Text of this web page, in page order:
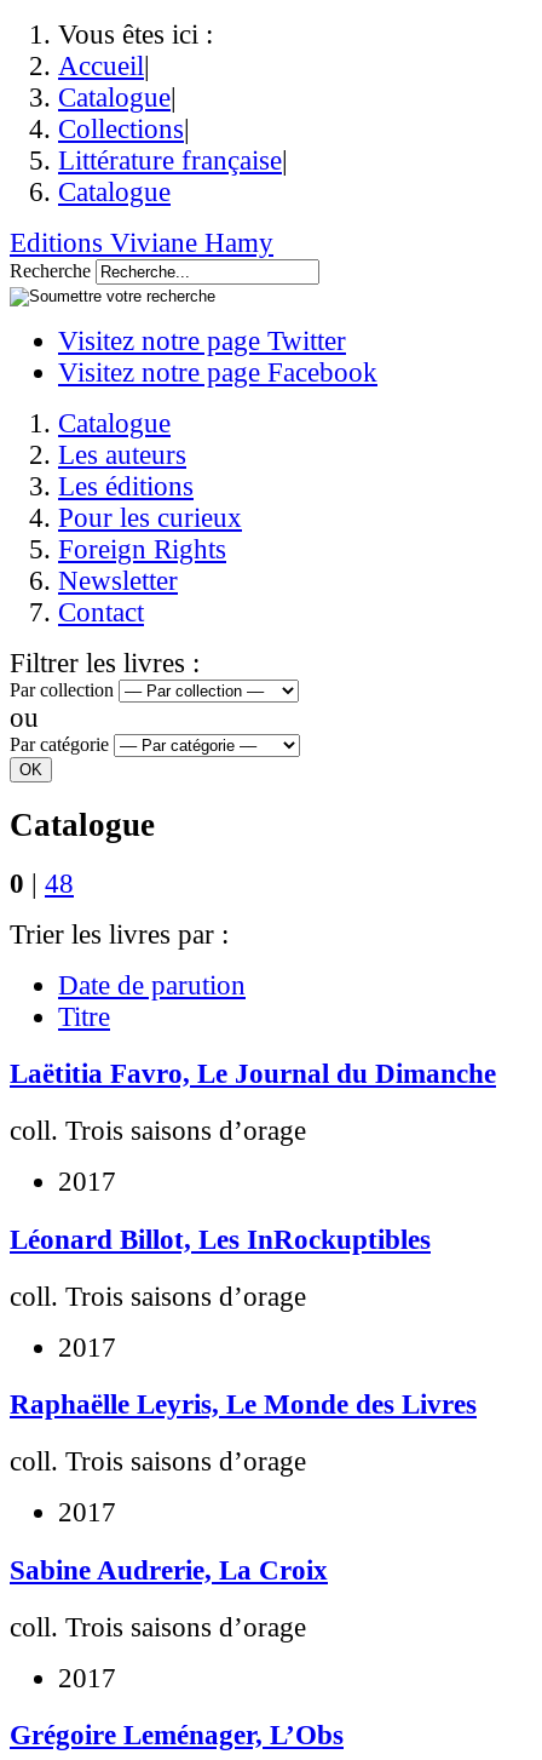
Vous êtes ici :
Accueil|
Catalogue|
Collections|
Littérature française|
Catalogue
Editions Viviane Hamy
Recherche
Visitez notre page Twitter
Visitez notre page Facebook
Catalogue
Les auteurs
Les éditions
Pour les curieux
Foreign Rights
Newsletter
Contact
Filtrer les livres :
Par collection
ou
Par catégorie
Catalogue
0 | 48
Trier les livres par :
Date de parution
Titre
Laëtitia Favro, Le Journal du Dimanche
coll. Trois saisons d’orage
2017
Léonard Billot, Les InRockuptibles
coll. Trois saisons d’orage
2017
Raphaëlle Leyris, Le Monde des Livres
coll. Trois saisons d’orage
2017
Sabine Audrerie, La Croix
coll. Trois saisons d’orage
2017
Grégoire Leménager, L’Obs